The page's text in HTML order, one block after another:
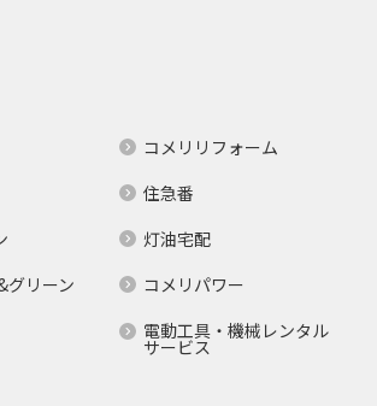
コメリリフォーム
住急番
灯油宅配
グリーン
コメリパワー
電動工具・機械レンタル
サービス